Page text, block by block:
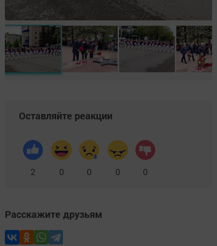
Оставляйте реакции
2 0 0 0 0
Расскажите друзьям